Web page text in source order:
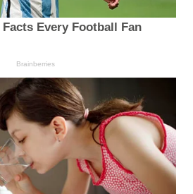
Every Football Fan
Brainberries